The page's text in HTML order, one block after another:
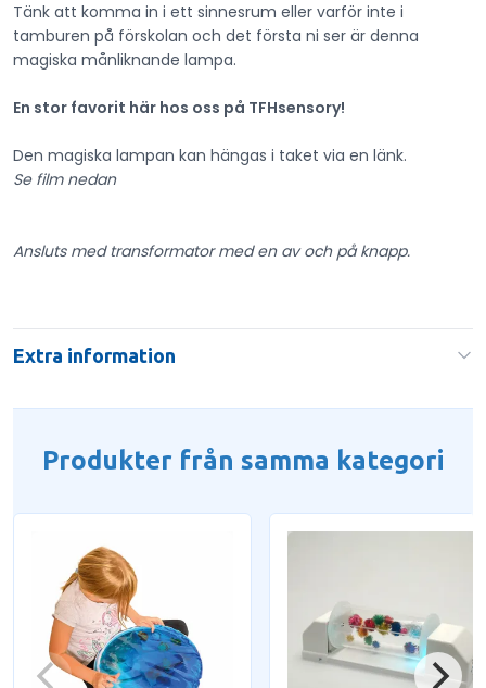
Tänk att komma in i ett sinnesrum eller varför inte i
tamburen på förskolan och det första ni ser är denna
magiska månliknande lampa.
En stor favorit här hos oss på TFHsensory!
Den magiska lampan kan hängas i taket via en länk.
Se film nedan
Ansluts med transformator med en av och på knapp.
Extra information
Produkter från samma kategori